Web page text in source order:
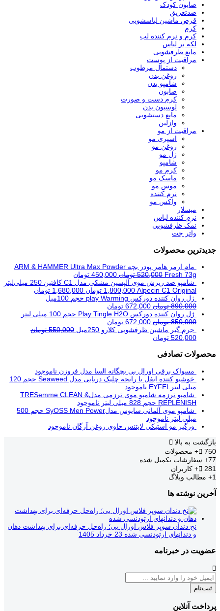
صابون کودک
ضدتعریق
قرص ماشین لباسشویی
کرم
کرم و نرم کننده لب
لکه بر لباس
مایع ظرفشویی
مراقبت از پوست
دستمال مرطوب
روغن بدن
شامپو بدن
صابون
کرم دست و صورت
لوسیون بدن
مایع دستشویی
وازلین
مراقبت از مو
اسپری مو
روغن مو
ژل مو
شامپو
کرم مو
ماسک مو
موس مو
نرم کننده
واکس مو
میسلار
نرم کننده لباس
نمک ظرفشویی
واتر جت
جدیدترین محصولات
مام ارمر هامر پودر بچه ARM & HAMMER Ultra Max Powder
Fresh 73g
520,000 تومان 450,000 تومان
شامپو ضد ریزش موی آلپسین مشکی مدل C1 کافئین 250 میلی‌لیتر
Alpecin C1 Original
1,800,000 تومان 1,680,000 تومان
ژل روان کننده دورکس play Warming حجم 100میل
890,000 تومان 672,000 تومان
ژل روان کننده دورکس Play Tingle H2O حجم 100 میلی لیتر
850,000 تومان 672,000 تومان
جرم گیر ماشین ظرفشویی کلارو 250میل
550,000 تومان
520,000 تومان
محصولات تصادفی
مسواک برقی اورال بی بچگانه السا مدل فروزن ناموجود
خوشبو کننده ایفل با رایحه چلبک دریایی مدل Seaweed حجم 120
میلی لیترEYFEL
ناموجود
شامپو ترزمه شامپو موی ترزمی مدلTRESemme CLEAN &
REPLENISH حجم 828 میلی لیتر
ناموجود
شامپو موی آلمانی سایوس مدلSyOSS Men Power حجم 500
میلی لیتر ناموجود
وزگیر مو استیکی لایتنس حاوی روغن آرگان ناموجود
بازگشت به بالا
750+
محصولات
77+
سفارشات تکمیل شده
281+
کاربران
1+
مطالب وبلاگ
آخرین نوشته ها
نخ دندان سوپر فلاس اورال بی؛ راه‌حل حرفه‌ای برای بهداشت دهان
و دندانهای ارتودنسی شده 23 خرداد 1405
عضویت در خبرنامه
ثبت‌نام
پرداخت آنلاین